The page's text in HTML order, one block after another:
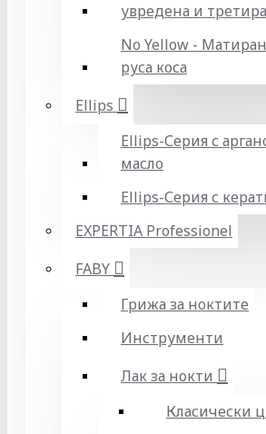
увредена и
No Yellow -
руса коса
Ellips
Ellips-Серия с
масло
Ellips-Серия с
EXPERTIA Professionel
FABY
Грижа за ноктите
Инструменти
Лак за нокти
Класически